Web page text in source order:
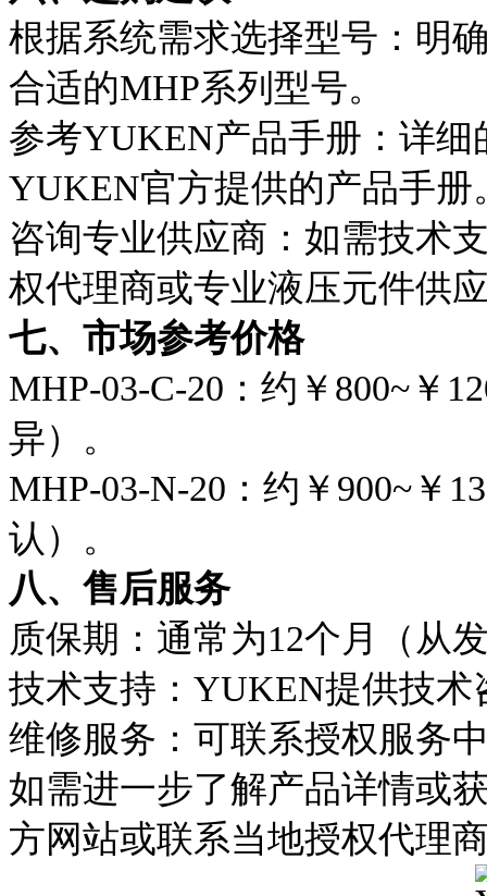
根据系统需求选择型号：明
合适的MHP系列型号。
参考YUKEN产品手册：详
YUKEN官方提供的产品手册
咨询专业供应商：如需技术
权代理商或专业液压元件供
七、市场参考价格
MHP-03-C-20：约￥800~￥
异）。
MHP-03-N-20：约￥900~￥
认）。
八、售后服务
质保期：通常为12个月（从
技术支持：YUKEN提供技术
维修服务：可联系授权服务
如需进一步了解产品详情或
方网站或联系当地授权代理